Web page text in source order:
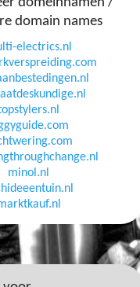
domain names
electrics.nl
minol.nl